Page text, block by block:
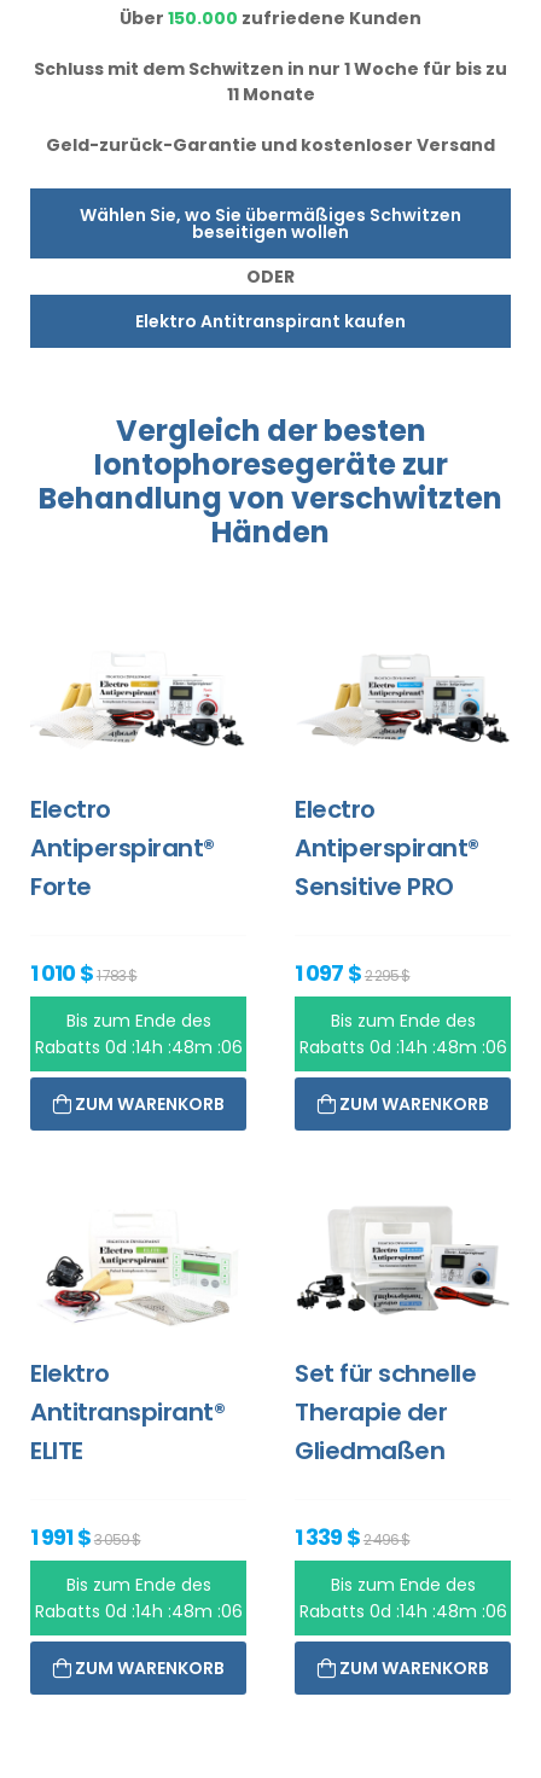
Über 150.000 zufriedene Kunden
Schluss mit dem Schwitzen in nur 1 Woche für bis zu
11 Monate
Geld-zurück-Garantie und kostenloser Versand
Wählen Sie, wo Sie übermäßiges Schwitzen
beseitigen wollen
ODER
Elektro Antitranspirant kaufen
Vergleich der besten
Iontophoresegerätezur
Behandlungvon verschwitzten
Händen
Electro
Antiperspirant®
Forte
1 010 $1 783 $
Bis zum Ende des
Rabatts 0d :14h :48m :06
ZUM WARENKORB
Electro
Antiperspirant®
Sensitive PRO
1 097 $2 295 $
Bis zum Ende des
Rabatts 0d :14h :48m :06
ZUM WARENKORB
Elektro
Antitranspirant®
ELITE
1 991 $3 059 $
Bis zum Ende des
Rabatts 0d :14h :48m :06
ZUM WARENKORB
Set für schnelle
Therapie der
Gliedmaßen
1 339 $2 496 $
Bis zum Ende des
Rabatts 0d :14h :48m :06
ZUM WARENKORB